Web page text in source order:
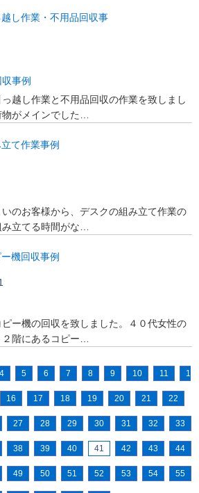
事例
越し作業と不用品回収の作業を致しまし
がメインでした…
のお客様から、デスクの組み立て作業の
立てる時間がな…
ー機の回収を致しました。４０代女性の
階にあるコピー…
4 5 6 7 8 9 10 11 1
16 17 18 19 20 21 22
27 28 29 30 31 32 33
38 39 40 41 42 43 44
49 50 51 52 53 54 55